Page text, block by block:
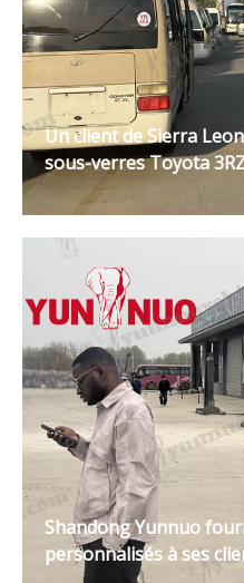
Un client de Sierra
sous-verres Toyota
Shandong Yunnuo
personnalisés à ses